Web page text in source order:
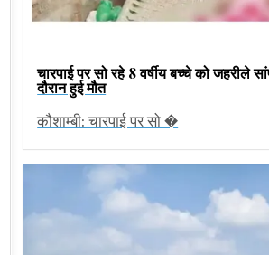
चारपाई पर सो रहे 8 वर्षीय बच्चे को जहरीले
दौरान हुई मौत
कौशाम्बी: चारपाई पर सो �